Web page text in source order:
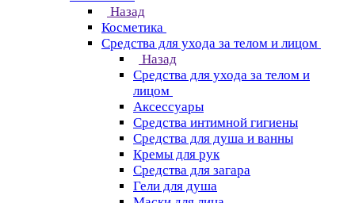
Назад
Косметика
Средства для ухода за телом и лицом
Назад
Средства для ухода за телом и
лицом
Аксессуары
Средства интимной гигиены
Средства для душа и ванны
Кремы для рук
Средства для загара
Гели для душа